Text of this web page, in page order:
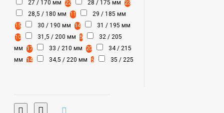
27 / 170 мм 22 28 / 175 мм 23
28,5 / 180 мм 11 29 / 185 мм
15 30 / 190 мм 14 31 / 195 мм
10 31,5 / 200 мм 5
32 / 205
мм
17 33 / 210 мм 20
34 / 215
мм
14 34,5 / 220 мм 5
35 / 225
мм 7 40,5 / 260 мм